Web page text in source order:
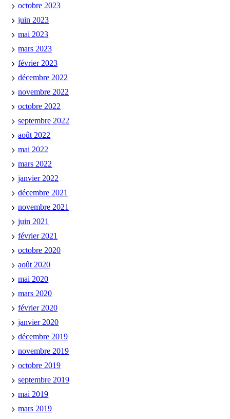
octobre 2023
juin 2023
mai 2023
mars 2023
février 2023
décembre 2022
novembre 2022
octobre 2022
septembre 2022
août 2022
mai 2022
mars 2022
janvier 2022
décembre 2021
novembre 2021
juin 2021
février 2021
octobre 2020
août 2020
mai 2020
mars 2020
février 2020
janvier 2020
décembre 2019
novembre 2019
octobre 2019
septembre 2019
mai 2019
mars 2019